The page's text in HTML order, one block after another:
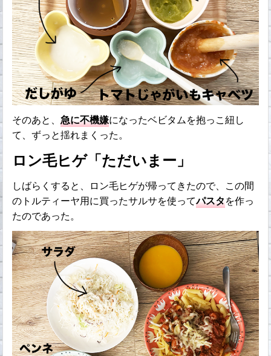
そのあと、急に不機嫌になったベビタムを抱っこ紐し
て、ずっと揺れまくった。
ロン毛ヒゲ「ただいまー」
しばらくすると、ロン毛ヒゲが帰ってきたので、この間
のトルティーヤ用に買ったサルサを使ってパスタを作っ
たのであった。